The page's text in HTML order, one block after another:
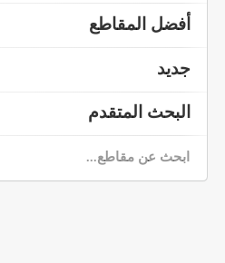
أفضل المقاطع
جديد
البحث المتقدم